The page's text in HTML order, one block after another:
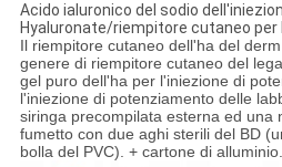
Acido ialuronico del sodio
Hyaluronate/riempitore cutaneo per
Il riempitore cutaneo dell'ha del
genere di riempitore cutaneo del
gel puro dell'ha per l'iniezione di
l'iniezione di potenziamento delle
siringa precompilata esterna ed una
fumetto con due aghi sterili del BD
bolla del PVC). + cartone di alluminio.